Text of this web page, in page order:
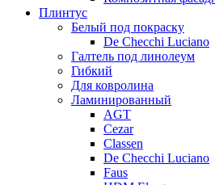
Плинтус
Белый под покраску
De Checchi Luciano
Галтель под линолеум
Гибкий
Для ковролина
Ламинированный
AGT
Cezar
Classen
De Checchi Luciano
Faus